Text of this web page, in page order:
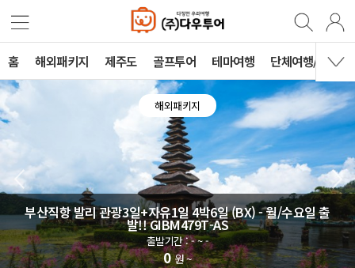
홈 해외패키지 제주도 골프투어 테마여행 단체여행/견적
해외패키지
부산직항 발리 관광3일+자유1일 4박6일 (BX) - 월/수요일 출
발!! GIBM479T-AS
출발기간 : - ~ -
0원 ~